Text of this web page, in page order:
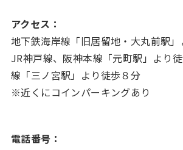
アクセス：
地下鉄海岸線「旧居留地・大丸前駅」
JR神戸線、阪神本線「元町駅」より
線「三ノ宮駅」より徒歩８分
※近くにコインパーキングあり
電話番号：